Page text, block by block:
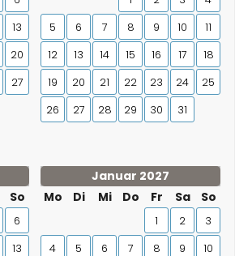
13
20
27
5
6 7 8 9 10
11
12
13 14 15 16 17
18
19
20 21 22 23 24
25
26
27 28 29 30 31
So
6
13
Januar 2027
Mo
Di Mi Do Fr Sa So
1 2
3
4
5 6 7 8 9
10